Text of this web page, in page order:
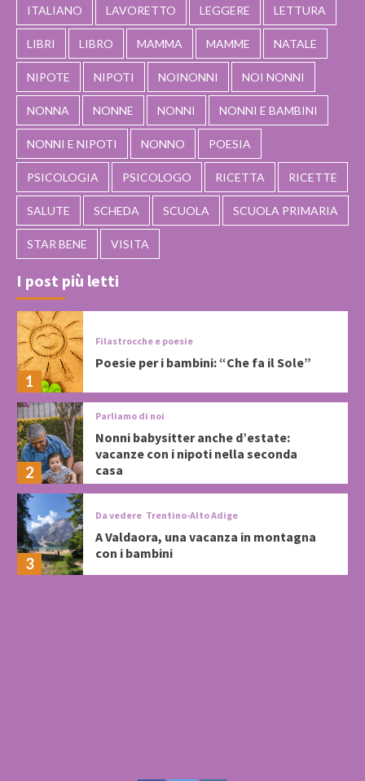
ITALIANO LAVORETTO LEGGERE LETTURA
LIBRI LIBRO MAMMA MAMME NATALE
NIPOTE NIPOTI NOINONNI NOI NONNI
NONNA NONNE NONNI NONNI E BAMBINI
NONNI E NIPOTI NONNO POESIA
PSICOLOGIA PSICOLOGO RICETTA RICETTE
SALUTE SCHEDA SCUOLA SCUOLA PRIMARIA
STAR BENE VISITA
I post più letti
1
Filastrocche e poesie
Poesie per i bambini: “Che fa il Sole”
2
Parliamo di noi
Nonni babysitter anche d’estate:
vacanze con i nipoti nella seconda
casa
3
Da vedere Trentino-Alto Adige
A Valdaora, una vacanza in montagna
con i bambini